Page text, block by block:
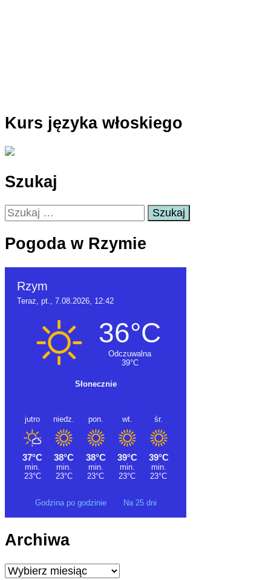
Kurs języka włoskiego
Szukaj
Szukaj:
Pogoda w Rzymie
Godzina po godzinie Na 25 dni
Archiwa
Archiwa